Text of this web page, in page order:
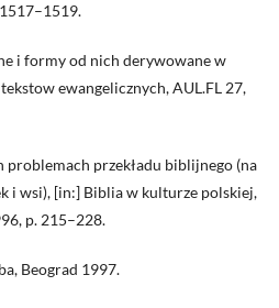
i formy od nich derywowane w
ewangelicznych, AUL.FL 27,
problemach przekładu biblijnego (na
i wsi), [in:] Biblia w kulturze polskiej,
p. 215–228.
Beograd 1997.